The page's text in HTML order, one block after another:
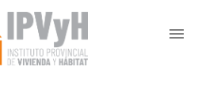
menu